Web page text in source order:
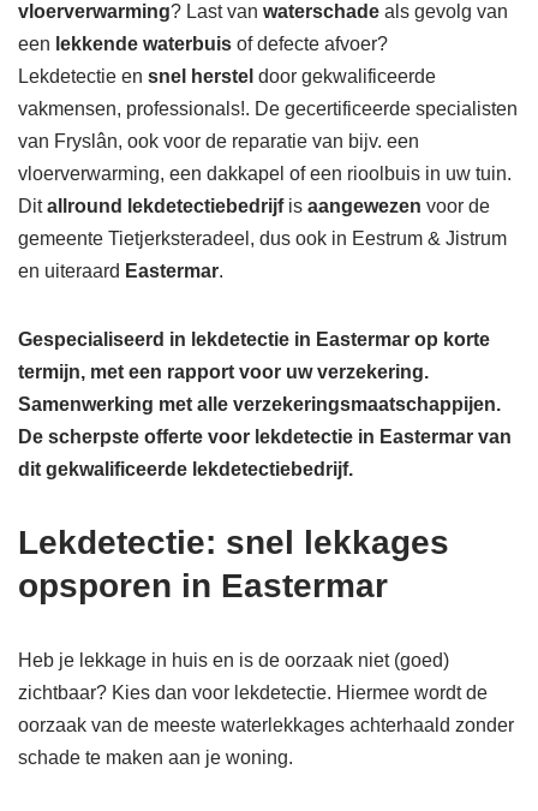
vloerverwarming? Last van waterschade als gevolg van
een lekkende waterbuis of defecte afvoer?
Lekdetectie en snel herstel door gekwalificeerde
vakmensen, professionals!. De gecertificeerde specialisten
van Fryslân, ook voor de reparatie van bijv. een
vloerverwarming, een dakkapel of een rioolbuis in uw tuin.
Ditallround lekdetectiebedrijfis aangewezen voor de
gemeente Tietjerksteradeel, dus ook in Eestrum & Jistrum
en uiteraard Eastermar.
Gespecialiseerd in lekdetectie in Eastermar op korte
termijn, met een rapport voor uw verzekering.
Samenwerking met alle verzekeringsmaatschappijen.
De scherpste offerte voor lekdetectie in Eastermar van
dit gekwalificeerde lekdetectiebedrijf.
Lekdetectie: snel lekkages
opsporen in Eastermar
Heb je lekkage in huis en is de oorzaak niet (goed)
zichtbaar? Kies dan voor lekdetectie. Hiermee wordt de
oorzaak van de meeste waterlekkages achterhaald zonder
schade te maken aan je woning.